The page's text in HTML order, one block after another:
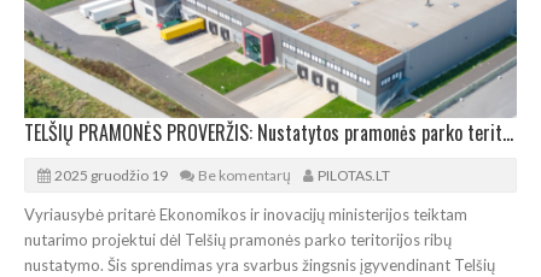
TELŠIŲ PRAMONĖS PROVERŽIS: Nustatytos pramonės parko teritorijos ribos
2025 gruodžio 19 Be komentarų PILOTAS.LT
Vyriausybė pritarė Ekonomikos ir inovacijų ministerijos teiktam
nutarimo projektui dėl Telšių pramonės parko teritorijos ribų
nustatymo. Šis sprendimas yra svarbus žingsnis įgyvendinant Telšių